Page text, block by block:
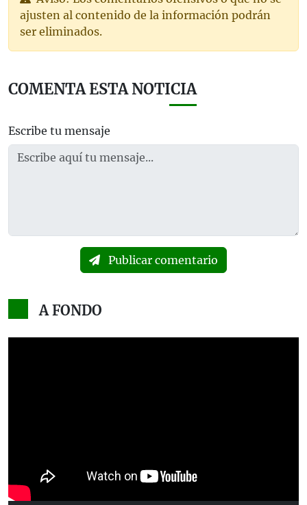
ajusten al contenido de la información podrán
ser eliminados.
COMENTA ESTA NOTICIA
Escribe tu mensaje
Publicar comentario
A FONDO